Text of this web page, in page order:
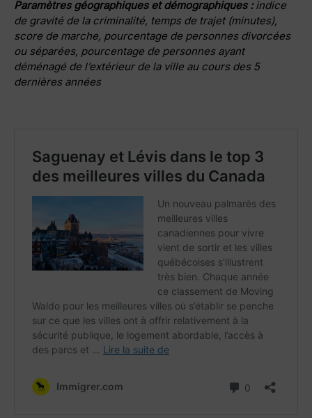
Paramètres géographiques et démographiques :indice
de gravité de la criminalité, temps de trajet (minutes),
score de marche, pourcentage de personnes divorcées
ou séparées, pourcentage de personnes ayant
déménagé de l’extérieur de la ville au cours des 5
dernières années